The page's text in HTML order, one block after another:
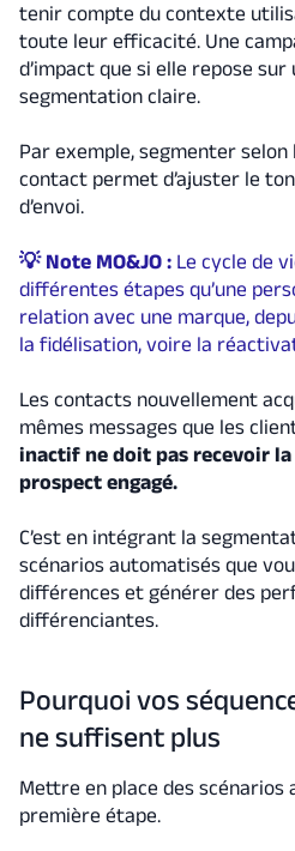
tenir compte du contexte
toute leur efficacité. Une
d’impact que si elle repose
segmentation claire.
Par exemple, segmenter selon
contact permet d’ajuster le
d’envoi.
💡 Note MO&JO :Le cycle de
différentes étapes qu’une
relation avec une marque,
la fidélisation, voire la
Les contacts nouvellement
mêmes messages que les
inactif ne doit pas recevoir la
prospect engagé.
C’est en intégrant la
scénarios automatisés que
différences et générer des
différenciantes.
Pourquoi vos
ne suffisent plus
Mettre en place des scénarios
première étape.